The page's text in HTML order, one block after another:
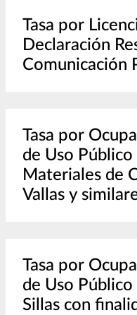
Tasa por
Declaración
Comunicación
Tasa por
de Uso
Materiales de
Vallas y
Tasa por
de Uso
Sillas con